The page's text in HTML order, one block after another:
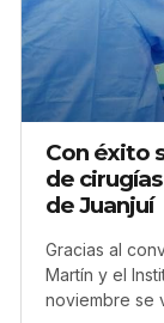
Con éxito
de
de Juanjuí
Gracias al
Martín y el
noviembre se